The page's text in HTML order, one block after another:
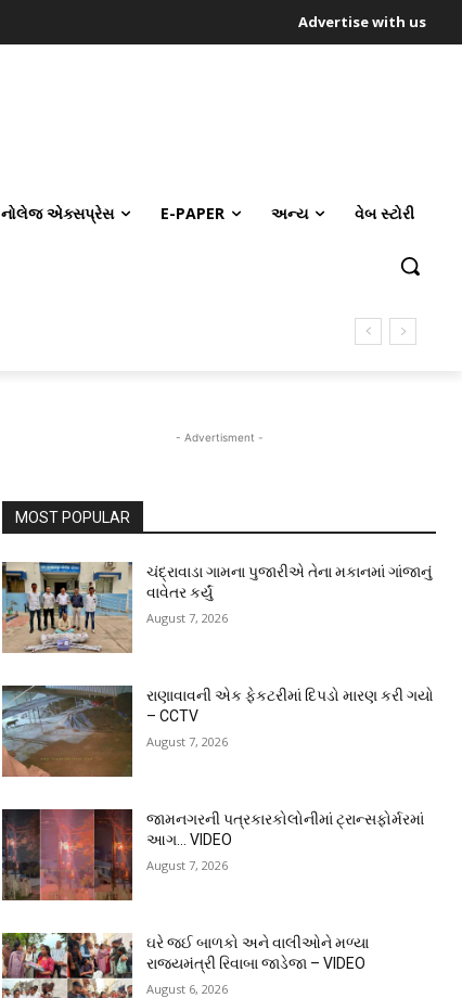
Advertise with us
નોલેજ એક્સપ્રેસ E-PAPER અન્ય વેબ સ્ટોરી
- Advertisment -
MOST POPULAR
ચંદ્રાવાડા ગામના પુજારીએ તેના મકાનમાં ગાંજાનું
વાવેતર કર્યું
August 7, 2026
રાણાવાવની એક ફેકટરીમાં દિપડો મારણ કરી ગયો
– CCTV
August 7, 2026
જામનગરની પત્રકારકોલોનીમાં ટ્રાન્સફોર્મરમાં
આગ… VIDEO
August 7, 2026
ઘરે જઈ બાળકો અને વાલીઓને મળ્યા
રાજ્યમંત્રી રિવાબા જાડેજા – VIDEO
August 6, 2026